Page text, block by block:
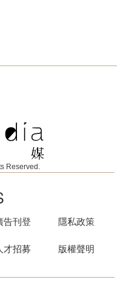
Reserved.
告刊登
才招募
隱私政策
版權聲明